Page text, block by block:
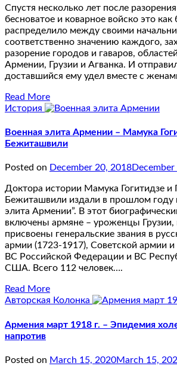
Спустя несколько лет после
бесноватое и коварное войско это
распределило между своими
соответственно значению каждого,
разорение городов и гаваров,
Армении, Грузии и Агванка. И
доставшийся ему удел вместе с
Read More
История
Военная элита Армении – Мамука
Бежиташвили
Posted on December 20, 2018
Доктора истории Мамука Гогитидзе и
Бежиташвили издали в прошлом году
элита Армении”. В этот
включены армяне – уроженцы
присвоены генеральские звания в
армии (1723-1917), Советской армии
ВС Российской Федерации и ВС
США. Всего 112 человек….
Read More
Авторская Колонка
Армения март 1918 г. – Эпидемия
напротив
Posted on March 15, 2020March 15,